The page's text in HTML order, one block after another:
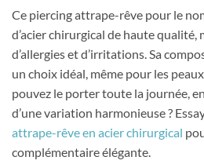
Ce piercing attrape-rêve pour le
d’acier chirurgical de haute qualité,
d’allergies et d’irritations. Sa
un choix idéal, même pour les
pouvez le porter toute la journée,
d’une variation harmonieuse ?
attrape-rêve en acier chirurgical
complémentaire élégante.